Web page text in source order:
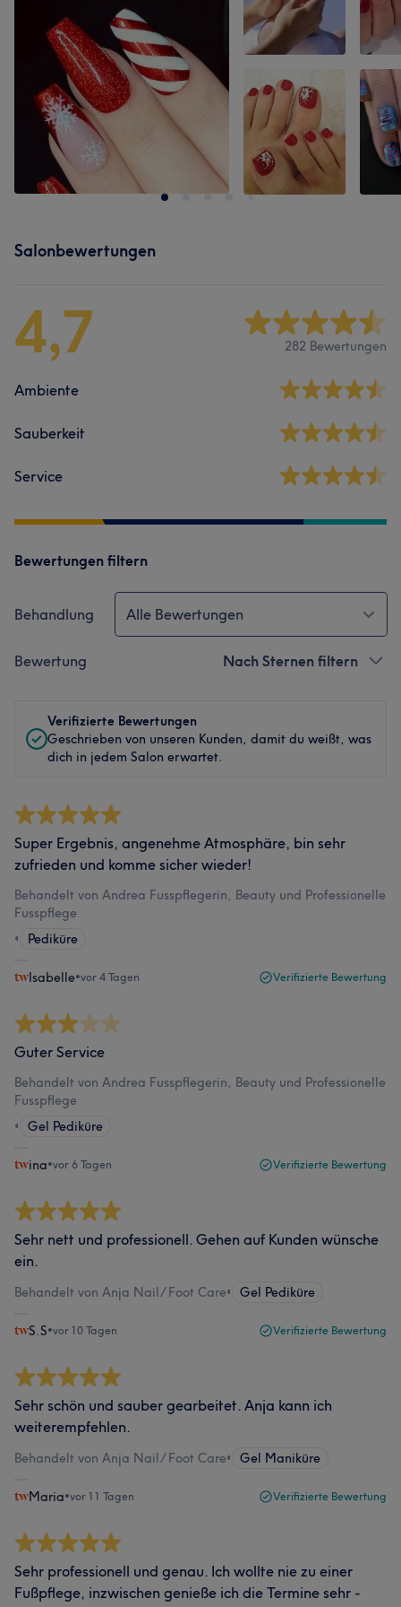
Salonbewertungen
4,7 282 Bewertungen
Ambiente
Sauberkeit
Service
Bewertungen filtern
Behandlung Alle Bewertungen
Bewertung Nach Sternen filtern
Verifizierte Bewertungen
Geschrieben von unseren Kunden, damit du weißt, was
dich in jedem Salon erwartet.
Super Ergebnis, angenehme Atmosphäre, bin sehr
zufrieden und komme sicher wieder!
Behandelt von Andrea Fusspflegerin, Beauty und Professionelle
Fusspflege
•
Pediküre
Isabelle•vor 4 Tagen Verifizierte Bewertung
Guter Service
Behandelt von Andrea Fusspflegerin, Beauty und Professionelle
Fusspflege
•
Gel Pediküre
ina•vor 6 Tagen Verifizierte Bewertung
Sehr nett und professionell. Gehen auf Kunden wünsche
ein.
Behandelt von Anja Nail/ Foot Care• Gel Pediküre
S.S•vor 10 Tagen Verifizierte Bewertung
Sehr schön und sauber gearbeitet. Anja kann ich
weiterempfehlen.
Behandelt von Anja Nail/ Foot Care• Gel Maniküre
Maria•vor 11 Tagen Verifizierte Bewertung
Sehr professionell und genau. Ich wollte nie zu einer
Fußpflege, inzwischen genieße ich die Termine sehr -